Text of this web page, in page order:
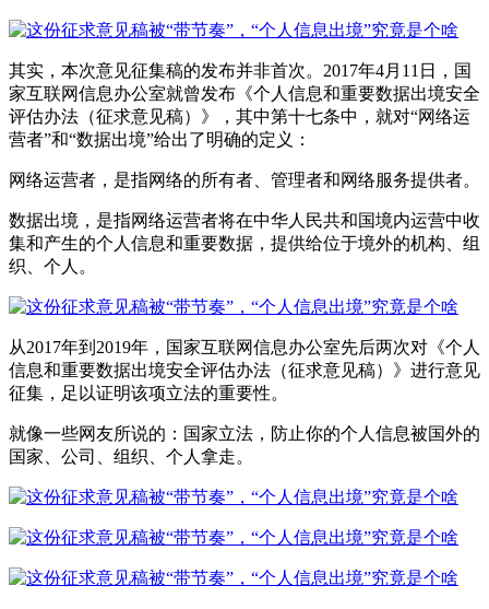
其实，本次意见征集稿的发布并非首次。2017年4月11日，国
家互联网信息办公室就曾发布《个人信息和重要数据出境安全
评估办法（征求意见稿）》，其中第十七条中，就对“网络运
营者”和“数据出境”给出了明确的定义：
网络运营者，是指网络的所有者、管理者和网络服务提供者。
数据出境，是指网络运营者将在中华人民共和国境内运营中收
集和产生的个人信息和重要数据，提供给位于境外的机构、组
织、个人。
从2017年到2019年，国家互联网信息办公室先后两次对《个人
信息和重要数据出境安全评估办法（征求意见稿）》进行意见
征集，足以证明该项立法的重要性。
就像一些网友所说的：国家立法，防止你的个人信息被国外的
国家、公司、组织、个人拿走。